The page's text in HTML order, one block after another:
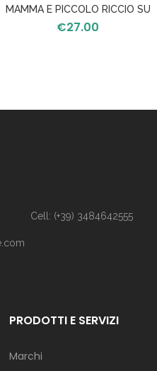
MAMMA E PICCOLO RICCIO SU
FOGLIA
€27.00
Cell: (+39) 3484642555
PRODOTTI E SERVIZI
Marchi